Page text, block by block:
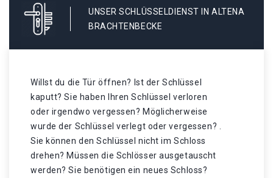
UNSER SCHLÜSSELDIENST IN ALTENA
BRACHTENBECKE
Willst du die Tür öffnen? Ist der Schlüssel
kaputt? Sie haben Ihren Schlüssel verloren
oder irgendwo vergessen? Möglicherweise
wurde der Schlüssel verlegt oder vergessen? .
Sie können den Schlüssel nicht im Schloss
drehen? Müssen die Schlösser ausgetauscht
werden? Sie benötigen ein neues Schloss?